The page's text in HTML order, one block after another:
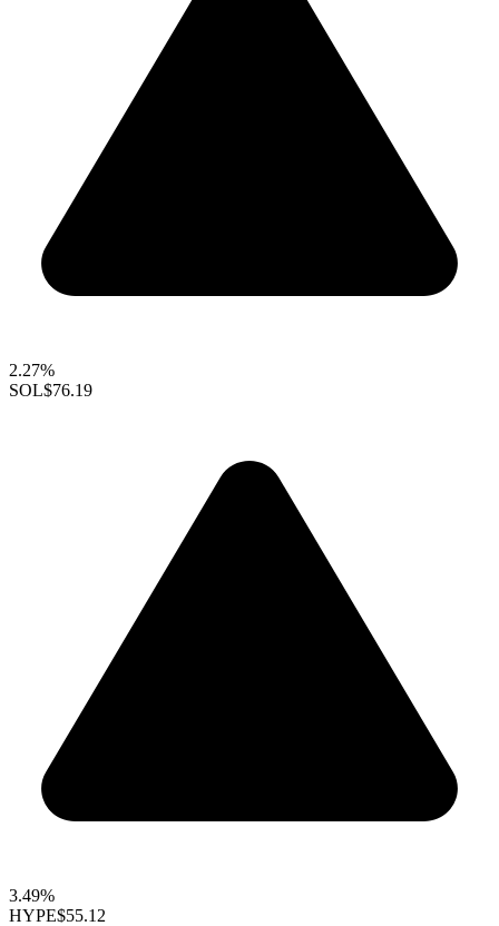
2.27%
SOL$76.19
3.49%
HYPE$55.12